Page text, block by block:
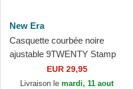
New Era
Casquette courbée noire
ajustable 9TWENTY Stamp
Los Angeles Kings NHL New
Era
EUR 29,95
Livraison le mardi, 11 aout